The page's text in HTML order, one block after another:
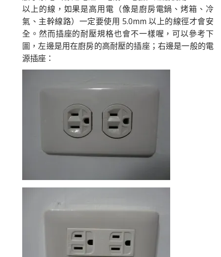
以上的線，如果是高用電（像是廚房電鍋、烤箱、冷
氣、主幹線路）一定要使用 5.0mm 以上的線徑才會安
全。然而插座的耐壓規格也會不一樣喔，可以參考下
圖，左邊是用在廚房的高耐壓的插座；右邊是一般的電
源插座：